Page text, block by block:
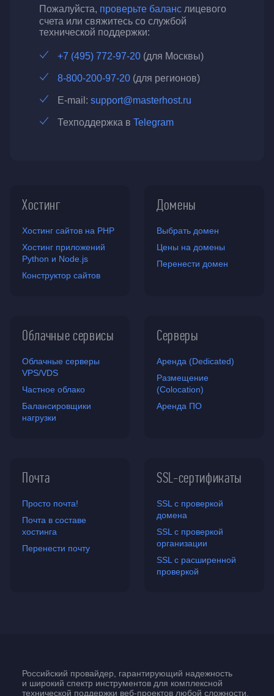
Пожалуйста, проверьте баланс лицевого
счета или свяжитесь со службой
технической поддержки:
+7 (495) 772-97-20 (для Москвы)
8-800-200-97-20 (для регионов)
E-mail: support@masterhost.ru
Техподдержка в Telegram
Хостинг
Хостинг сайтов на PHP
Хостинг приложений
Python и Node.js
Конструктор сайтов
Домены
Выбрать домен
Цены на домены
Перенести домен
Облачные сервисы
Облачные серверы
VPS/VDS
Частное облако
Балансировщики
нагрузки
Серверы
Аренда (Dedicated)
Размещение
(Colocation)
Аренда ПО
Почта
Просто почта!
Почта в составе
хостинга
Перенести почту
SSL-сертификаты
SSL с проверкой
домена
SSL с проверкой
организации
SSL с расширенной
проверкой
Российский провайдер, гарантирующий надежность
и широкий спектр инструментов для комплексной
технической поддержки веб-проектов любой сложности.